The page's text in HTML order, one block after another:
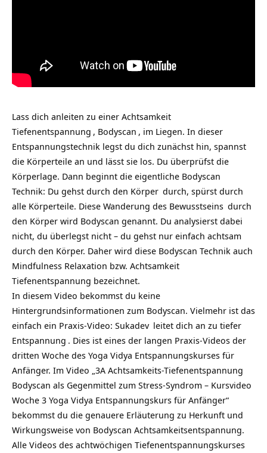
Lass dich anleiten zu einer Achtsamkeit
Tiefenentspannung , Bodyscan , im Liegen. In dieser
Entspannungstechnik legst du dich zunächst hin, spannst
die Körperteile an und lässt sie los. Du überprüfst die
Körperlage. Dann beginnt die eigentliche Bodyscan
Technik: Du gehst durch den Körper durch, spürst durch
alle Körperteile. Diese Wanderung des Bewusstseins durch
den Körper wird Bodyscan genannt. Du analysierst dabei
nicht, du überlegst nicht – du gehst nur einfach achtsam
durch den Körper. Daher wird diese Bodyscan Technik auch
Mindfulness Relaxation bzw. Achtsamkeit
Tiefenentspannung bezeichnet.
In diesem Video bekommst du keine
Hintergrundsinformationen zum Bodyscan. Vielmehr ist das
einfach ein Praxis-Video: Sukadev leitet dich an zu tiefer
Entspannung . Dies ist eines der langen Praxis-Videos der
dritten Woche des Yoga Vidya Entspannungskurses für
Anfänger. Im Video „3A Achtsamkeits-Tiefenentspannung
Bodyscan als Gegenmittel zum Stress-Syndrom – Kursvideo
Woche 3 Yoga Vidya Entspannungskurs für Anfänger“
bekommst du die genauere Erläuterung zu Herkunft und
Wirkungsweise von Bodyscan Achtsamkeitsentspannung.
Alle Videos des achtwöchigen Tiefenentspannungskurses